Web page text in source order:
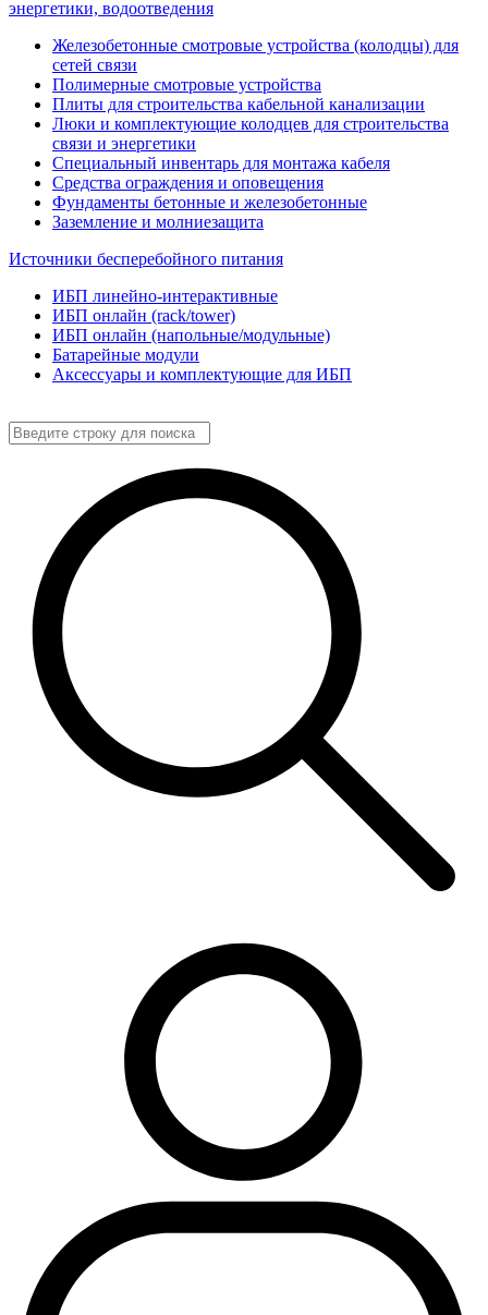
энергетики, водоотведения
Железобетонные смотровые устройства (колодцы) для
сетей связи
Полимерные смотровые устройства
Плиты для строительства кабельной канализации
Люки и комплектующие колодцев для строительства
связи и энергетики
Специальный инвентарь для монтажа кабеля
Средства ограждения и оповещения
Фундаменты бетонные и железобетонные
Заземление и молниезащита
Источники бесперебойного питания
ИБП линейно-интерактивные
ИБП онлайн (rack/tower)
ИБП онлайн (напольные/модульные)
Батарейные модули
Аксессуары и комплектующие для ИБП